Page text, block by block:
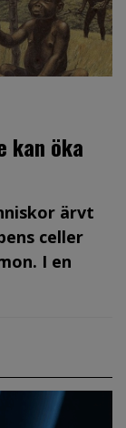
kan öka
ärvt
celler
I en